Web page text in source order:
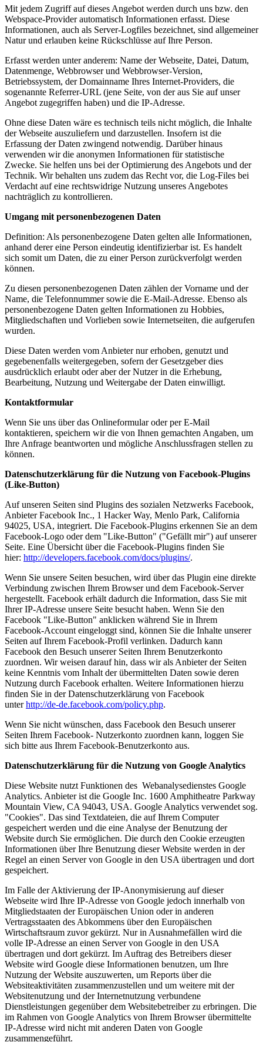
Mit jedem Zugriff auf dieses Angebot werden durch uns bzw. den
Webspace-Provider automatisch Informationen erfasst. Diese
Informationen, auch als Server-Logfiles bezeichnet, sind allgemeiner
Natur und erlauben keine Rückschlüsse auf Ihre Person.
Erfasst werden unter anderem: Name der Webseite, Datei, Datum,
Datenmenge, Webbrowser und Webbrowser-Version,
Betriebssystem, der Domainname Ihres Internet-Providers, die
sogenannte Referrer-URL (jene Seite, von der aus Sie auf unser
Angebot zugegriffen haben) und die IP-Adresse.
Ohne diese Daten wäre es technisch teils nicht möglich, die Inhalte
der Webseite auszuliefern und darzustellen. Insofern ist die
Erfassung der Daten zwingend notwendig. Darüber hinaus
verwenden wir die anonymen Informationen für statistische
Zwecke. Sie helfen uns bei der Optimierung des Angebots und der
Technik. Wir behalten uns zudem das Recht vor, die Log-Files bei
Verdacht auf eine rechtswidrige Nutzung unseres Angebotes
nachträglich zu kontrollieren.
Umgang mit personenbezogenen Daten
Definition: Als personenbezogene Daten gelten alle Informationen,
anhand derer eine Person eindeutig identifizierbar ist. Es handelt
sich somit um Daten, die zu einer Person zurückverfolgt werden
können.
Zu diesen personenbezogenen Daten zählen der Vorname und der
Name, die Telefonnummer sowie die E-Mail-Adresse. Ebenso als
personenbezogene Daten gelten Informationen zu Hobbies,
Mitgliedschaften und Vorlieben sowie Internetseiten, die aufgerufen
wurden.
Diese Daten werden vom Anbieter nur erhoben, genutzt und
gegebenenfalls weitergegeben, sofern der Gesetzgeber dies
ausdrücklich erlaubt oder aber der Nutzer in die Erhebung,
Bearbeitung, Nutzung und Weitergabe der Daten einwilligt.
Kontaktformular
Wenn Sie uns über das Onlineformular oder per E-Mail
kontaktieren, speichern wir die von Ihnen gemachten Angaben, um
Ihre Anfrage beantworten und mögliche Anschlussfragen stellen zu
können.
Datenschutzerklärung für die Nutzung von Facebook-Plugins
(Like-Button)
Auf unseren Seiten sind Plugins des sozialen Netzwerks Facebook,
Anbieter Facebook Inc., 1 Hacker Way, Menlo Park, California
94025, USA, integriert. Die Facebook-Plugins erkennen Sie an dem
Facebook-Logo oder dem "Like-Button" ("Gefällt mir") auf unserer
Seite. Eine Übersicht über die Facebook-Plugins finden Sie
hier: http://developers.facebook.com/docs/plugins/.
Wenn Sie unsere Seiten besuchen, wird über das Plugin eine direkte
Verbindung zwischen Ihrem Browser und dem Facebook-Server
hergestellt. Facebook erhält dadurch die Information, dass Sie mit
Ihrer IP-Adresse unsere Seite besucht haben. Wenn Sie den
Facebook "Like-Button" anklicken während Sie in Ihrem
Facebook-Account eingeloggt sind, können Sie die Inhalte unserer
Seiten auf Ihrem Facebook-Profil verlinken. Dadurch kann
Facebook den Besuch unserer Seiten Ihrem Benutzerkonto
zuordnen. Wir weisen darauf hin, dass wir als Anbieter der Seiten
keine Kenntnis vom Inhalt der übermittelten Daten sowie deren
Nutzung durch Facebook erhalten. Weitere Informationen hierzu
finden Sie in der Datenschutzerklärung von Facebook
unterhttp://de-de.facebook.com/policy.php.
Wenn Sie nicht wünschen, dass Facebook den Besuch unserer
Seiten Ihrem Facebook- Nutzerkonto zuordnen kann, loggen Sie
sich bitte aus Ihrem Facebook-Benutzerkonto aus.
Datenschutzerklärung für die Nutzung von Google Analytics
Diese Website nutzt Funktionen des Webanalysedienstes Google
Analytics. Anbieter ist die Google Inc. 1600 Amphitheatre Parkway
Mountain View, CA 94043, USA. Google Analytics verwendet sog.
"Cookies". Das sind Textdateien, die auf Ihrem Computer
gespeichert werden und die eine Analyse der Benutzung der
Website durch Sie ermöglichen. Die durch den Cookie erzeugten
Informationen über Ihre Benutzung dieser Website werden in der
Regel an einen Server von Google in den USA übertragen und dort
gespeichert.
Im Falle der Aktivierung der IP-Anonymisierung auf dieser
Webseite wird Ihre IP-Adresse von Google jedoch innerhalb von
Mitgliedstaaten der Europäischen Union oder in anderen
Vertragsstaaten des Abkommens über den Europäischen
Wirtschaftsraum zuvor gekürzt. Nur in Ausnahmefällen wird die
volle IP-Adresse an einen Server von Google in den USA
übertragen und dort gekürzt. Im Auftrag des Betreibers dieser
Website wird Google diese Informationen benutzen, um Ihre
Nutzung der Website auszuwerten, um Reports über die
Websiteaktivitäten zusammenzustellen und um weitere mit der
Websitenutzung und der Internetnutzung verbundene
Dienstleistungen gegenüber dem Websitebetreiber zu erbringen. Die
im Rahmen von Google Analytics von Ihrem Browser übermittelte
IP-Adresse wird nicht mit anderen Daten von Google
zusammengeführt.